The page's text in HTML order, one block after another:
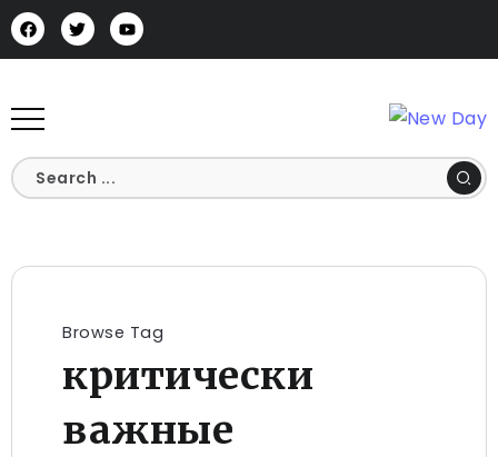
Browse Tag
критически
важные